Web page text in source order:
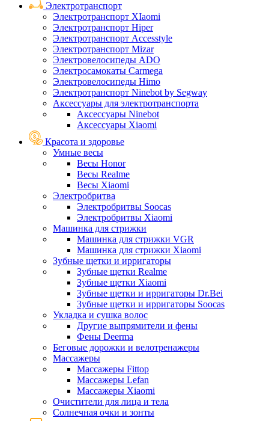
Электротранспорт
Электротранспорт XIaomi
Электротранспорт Hiper
Электротранспорт Accesstyle
Электротранспорт Mizar
Электровелосипеды ADO
Электросамокаты Carmega
Электровелосипеды Himo
Электротранспорт Ninebot by Segway
Аксессуары для электротранспорта
Аксессуары Ninebot
Аксессуары Xiaomi
Красота и здоровье
Умные весы
Весы Honor
Весы Realme
Весы Xiaomi
Электробритва
Электробритвы Soocas
Электробритвы Xiaomi
Машинка для стрижки
Машинка для стрижки VGR
Машинка для стрижки Xiaomi
Зубные щетки и ирригаторы
Зубные щетки Realme
Зубные щетки Xiaomi
Зубные щетки и ирригаторы Dr.Bei
Зубные щетки и ирригаторы Soocas
Укладка и сушка волос
Другие выпрямители и фены
Фены Deerma
Беговые дорожки и велотренажеры
Массажеры
Массажеры Fittop
Массажеры Lefan
Массажеры Xiaomi
Очистители для лица и тела
Солнечная очки и зонты